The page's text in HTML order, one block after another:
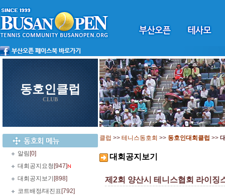
동호인클럽
CLUB
알림 [0]
대회공지요청 [947]
대회공지보기 [898]
코트배정/대진표 [792]
클럽 >> 테니스동호회 >> 동호인대회클럽 >>
대회공지보기
제2회 양산시 테니스협회 라이징